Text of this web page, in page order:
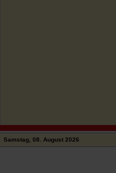
Samstag, 08. August 2026